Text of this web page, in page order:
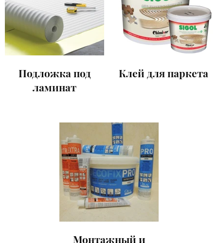
Подложка под
ламинат
Клей для паркета
Монтажный и